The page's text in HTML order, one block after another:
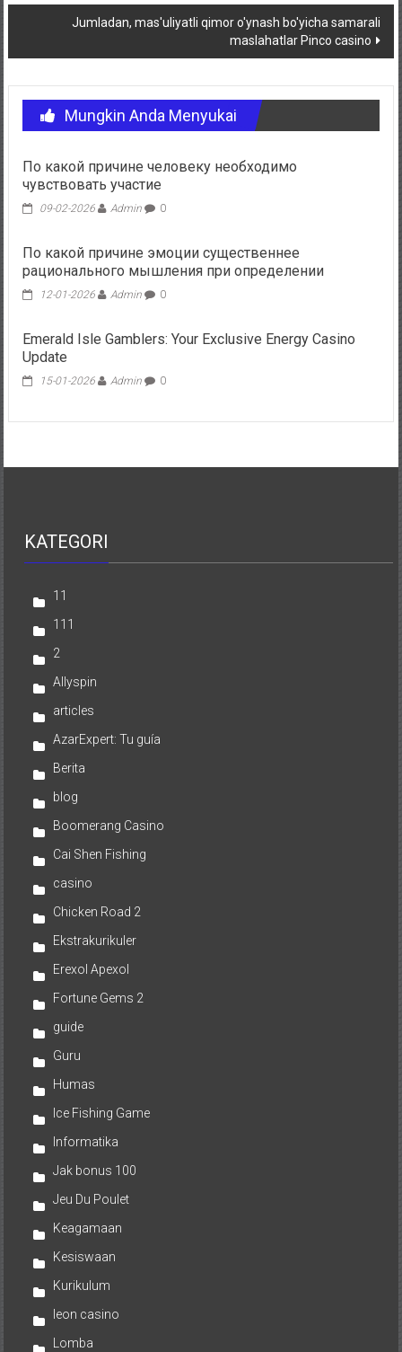
Jumladan, mas'uliyatli qimor o'ynash bo'yicha samarali
maslahatlar Pinco casino
Mungkin Anda Menyukai
По какой причине человеку необходимо
чувствовать участие
09-02-2026 Admin 0
По какой причине эмоции существеннее
рационального мышления при определении
12-01-2026 Admin 0
Emerald Isle Gamblers: Your Exclusive Energy Casino
Update
15-01-2026 Admin 0
KATEGORI
11
111
2
Allyspin
articles
AzarExpert: Tu guía
Berita
blog
Boomerang Casino
Cai Shen Fishing
casino
Chicken Road 2
Ekstrakurikuler
Erexol Apexol
Fortune Gems 2
guide
Guru
Humas
Ice Fishing Game
Informatika
Jak bonus 100
Jeu Du Poulet
Keagamaan
Kesiswaan
Kurikulum
leon casino
Lomba